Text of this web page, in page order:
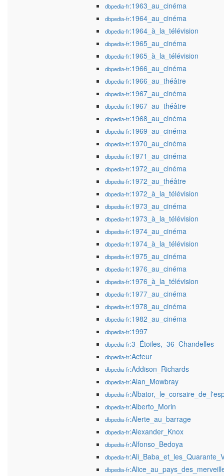
dbpedia-fr:1963_au_cinéma
dbpedia-fr:1964_au_cinéma
dbpedia-fr:1964_à_la_télévision
dbpedia-fr:1965_au_cinéma
dbpedia-fr:1965_à_la_télévision
dbpedia-fr:1966_au_cinéma
dbpedia-fr:1966_au_théâtre
dbpedia-fr:1967_au_cinéma
dbpedia-fr:1967_au_théâtre
dbpedia-fr:1968_au_cinéma
dbpedia-fr:1969_au_cinéma
dbpedia-fr:1970_au_cinéma
dbpedia-fr:1971_au_cinéma
dbpedia-fr:1972_au_cinéma
dbpedia-fr:1972_au_théâtre
dbpedia-fr:1972_à_la_télévision
dbpedia-fr:1973_au_cinéma
dbpedia-fr:1973_à_la_télévision
dbpedia-fr:1974_au_cinéma
dbpedia-fr:1974_à_la_télévision
dbpedia-fr:1975_au_cinéma
dbpedia-fr:1976_au_cinéma
dbpedia-fr:1976_à_la_télévision
dbpedia-fr:1977_au_cinéma
dbpedia-fr:1978_au_cinéma
dbpedia-fr:1982_au_cinéma
dbpedia-fr:1997
dbpedia-fr:3_Étoiles,_36_Chandelles
dbpedia-fr:Acteur
dbpedia-fr:Addison_Richards
dbpedia-fr:Alan_Mowbray
dbpedia-fr
dbpedia-fr:Alberto_Morin
dbpedia-fr:Alerte_au_barrage
dbpedia-fr:Alexander_Knox
dbpedia-fr:Alfonso_Bedoya
dbpedia-fr
dbpedia-fr